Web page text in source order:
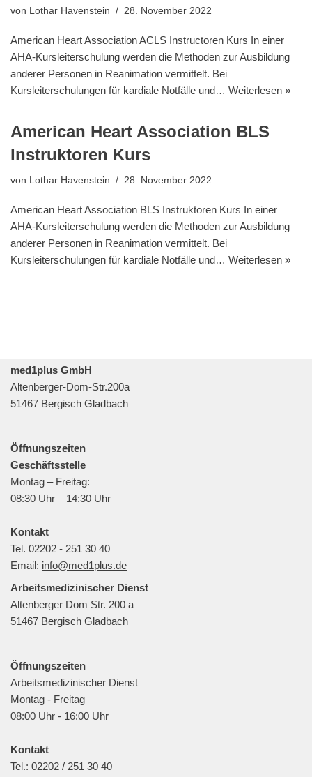
von Lothar Havenstein 28. November 2022
American Heart Association ACLS Instructoren Kurs In einer
AHA-Kursleiterschulung werden die Methoden zur Ausbildung
anderer Personen in Reanimation vermittelt. Bei
Kursleiterschulungen für kardiale Notfälle und… Weiterlesen »
American Heart Association BLS
Instruktoren Kurs
von Lothar Havenstein 28. November 2022
American Heart Association BLS Instruktoren Kurs In einer
AHA-Kursleiterschulung werden die Methoden zur Ausbildung
anderer Personen in Reanimation vermittelt. Bei
Kursleiterschulungen für kardiale Notfälle und… Weiterlesen »
med1plus GmbH
Altenberger-Dom-Str.200a
51467 Bergisch Gladbach
Öffnungszeiten
Geschäftsstelle
Montag – Freitag:
08:30 Uhr – 14:30 Uhr
Kontakt
Tel. 02202 - 251 30 40
Email: info@med1plus.de
Arbeitsmedizinischer Dienst
Altenberger Dom Str. 200 a
51467 Bergisch Gladbach
Öffnungszeiten
Arbeitsmedizinischer Dienst
Montag - Freitag
08:00 Uhr - 16:00 Uhr
Kontakt
Tel.: 02202 / 251 30 40